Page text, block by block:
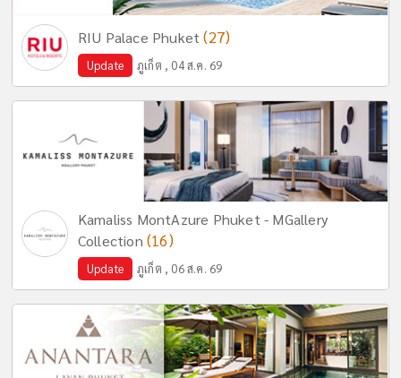
RIU Palace Phuket(27)
Update ภูเก็ต , 04 ส.ค. 69
Kamaliss MontAzure Phuket - MGallery
Collection (16)
Update ภูเก็ต , 06 ส.ค. 69